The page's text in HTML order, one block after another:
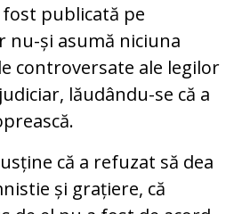
fost publicată pe
nu-și asumă niciuna
controversate ale legilor
lăudându-se că a
că a refuzat să dea
și grațiere, că